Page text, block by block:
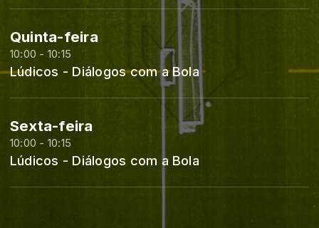
Quinta-feira
10:00 - 10:15
Lúdicos - Diálogos com a Bola
Sexta-feira
10:00 - 10:15
Lúdicos - Diálogos com a Bola